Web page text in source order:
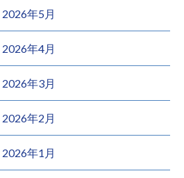
2026年5月
2026年4月
2026年3月
2026年2月
2026年1月